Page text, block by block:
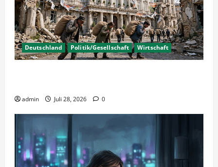
Deutschland Politik/Gesellschaft Wirtschaft
admin Juli 28, 2026 0